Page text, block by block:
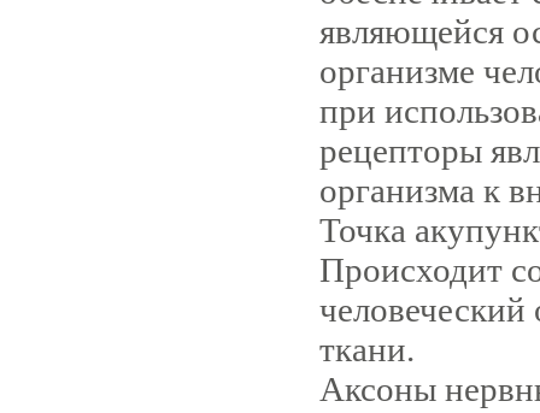
являющейся
организме
при
рецепторы
организма к
Точка
Происходит
человеческий
ткани.
Аксоны